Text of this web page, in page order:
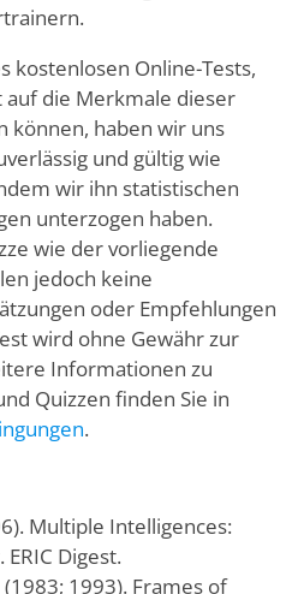
kostenlosen Online-Tests,
auf die Merkmale dieser
können, haben wir uns
und gültig wie
wir ihn statistischen
unterzogen haben.
wie der vorliegende
jedoch keine
oder Empfehlungen
wird ohne Gewähr zur
Informationen zu
Quizzen finden Sie in
.
Multiple Intelligences:
ERIC Digest.
1993). Frames of